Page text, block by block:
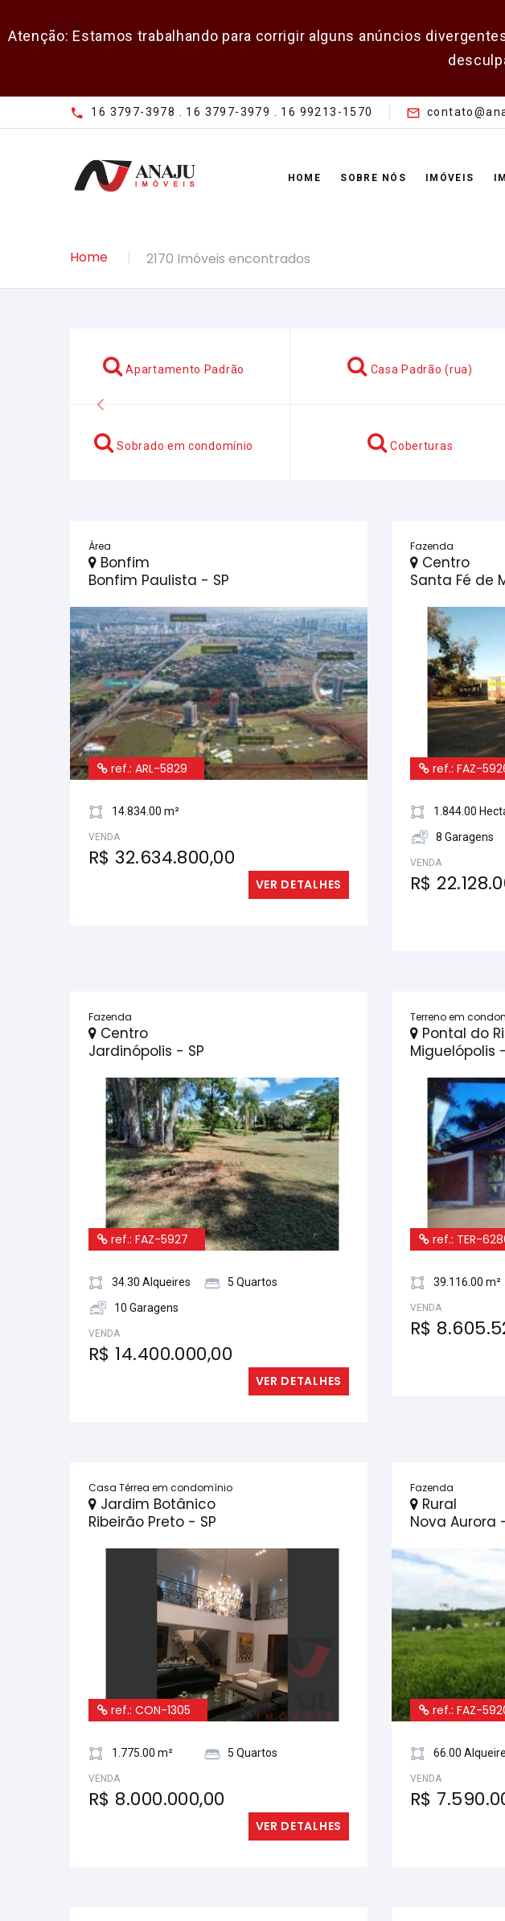
Atenção: Estamos trabalhando para corrigir alguns anúncios
16 3797-3978 . 16 3797-3979 . 16 99213-1570
HOME SOBRE NÓS IMÓVEIS
Home 2170 Imóveis encontrados
Kitnet / Conjugado Terreno
Ponto Comercial: Lojas Ponto
Anterior
Área
Bonfim
Bonfim Paulista - SP
ref.: ARL-5829
14.834.00 m²
VENDA
R$ 32.634.800,00
VER DETALHES
Fazenda
Centro
Santa Fé de
ref.: FAZ-
1.844.00
8 Garagens
VENDA
R$
Fazenda
Centro
Jardinópolis - SP
ref.: FAZ-5927
34.30 Alqueires
5 Quartos
10 Garagens
VENDA
R$ 14.400.000,00
VER DETALHES
Terreno em
Pontal do
Miguelópolis
ref.: TER-
39.116.00 m²
VENDA
R$
Casa Térrea em condomínio
Jardim Botânico
Ribeirão Preto - SP
ref.: CON-1305
1.775.00 m² 5 Quartos
VENDA
R$ 8.000.000,00
VER DETALHES
Fazenda
Rural
Nova Aurora
ref.: FAZ-
66.00
VENDA
R$